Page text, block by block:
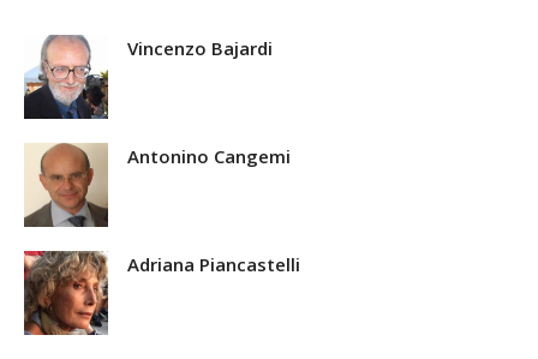
Vincenzo Bajardi
Antonino Cangemi
Adriana Piancastelli